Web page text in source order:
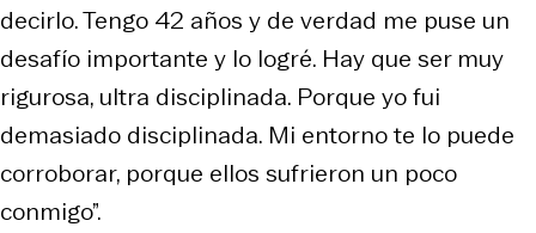
decirlo. Tengo 42 años y de verdad me puse un
desafío importante y lo logré. Hay que ser muy
rigurosa, ultra disciplinada. Porque yo fui
demasiado disciplinada. Mi entorno te lo puede
corroborar, porque ellos sufrieron un poco
conmigo”.